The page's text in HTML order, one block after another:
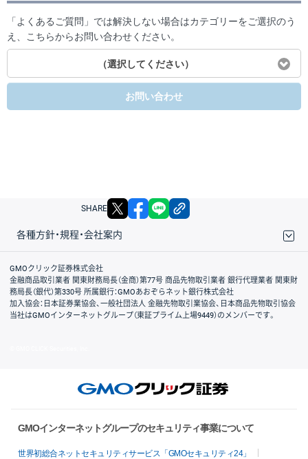
「よくあるご質問」では解決しない場合はカテゴリーをご選択のう
え、こちらからお問い合わせください。
（選択してください）
お問い合わせ
SHARE X facebook
各種方針・規程・会社案内
取引規程・約款
サイトマップ
その他のご案内
個人情報保護方針
最良執行方針
サイトのご利用について
ディスクレイマー
信託保全
リスク説明
会社案内
GMOクリック証券株式会社
金融商品取引業者 関東財務局長（金商）第77号 商品先物取引業者 銀行代理業者 関東財
務局長（銀代）第330号 所属銀行：GMOあおぞらネット銀行株式会社
加入協会：日本証券業協会、一般社団法人 金融先物取引業協会、日本商品先物取引協会
当社はGMOインターネットグループ（東証プライム上場9449）のメンバーです。
GMOインターネットグループのセキュリティ事業について
世界初総合ネットセキュリティサービス「GMOセキュリティ24」